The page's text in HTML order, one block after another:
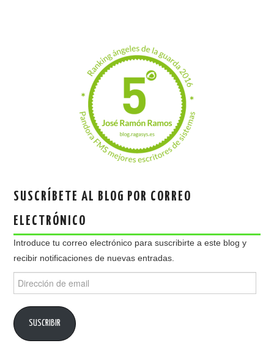
SUSCRÍBETE AL BLOG POR CORREO
ELECTRÓNICO
Introduce tu correo electrónico para suscribirte a este blog y
recibir notificaciones de nuevas entradas.
de
SUSCRIBIR